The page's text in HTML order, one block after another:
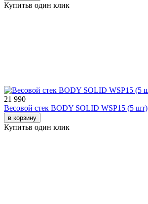
Купитьв один клик
21 990
Весовой стек BODY SOLID WSP15 (5 шт)
в корзину
Купитьв один клик